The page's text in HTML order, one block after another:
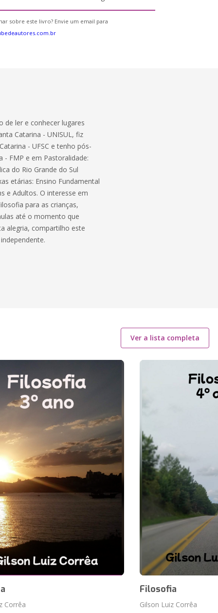
sobre este livro? Envie um email para
de ler e conhecer lugares
Catarina - UNISUL, fiz
- UFSC e tenho pós-
- FMP e em Pastoralidade:
do Rio Grande do Sul
etárias: Ensino Fundamental
e Adultos. O interesse em
para as crianças,
até o momento que
alegria, compartilho este
Ver a lista completa
Corrêa
Filosofia
Gilson Luiz Corrêa